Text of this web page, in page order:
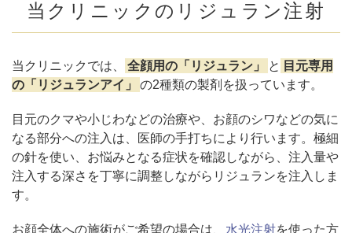
当クリニックのリジュラン注射
当クリニックでは、 全顔用の「リジュラン」 と 目元専用
の「リジュランアイ」
の2種類の製剤を扱っています。
目元のクマや小じわなどの治療や、お顔のシワなどの気に
なる部分への注入は、医師の手打ちにより行います。極細
の針を使い、お悩みとなる症状を確認しながら、注入量や
注入する深さを丁寧に調整しながらリジュランを注入しま
す。
お顔全体への施術がご希望の場合は、 水光注射を使った方